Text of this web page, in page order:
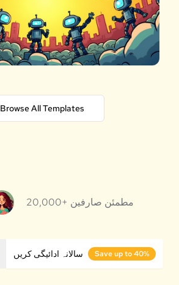
Browse All Templates
20,000+ مطمئن صارفین
سالانہ ادائیگی کریں Save up to 40%